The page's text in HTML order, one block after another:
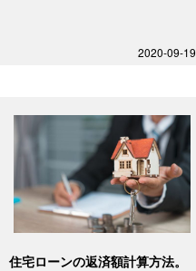
2020-09-19
住宅ローンの返済額計算方法。